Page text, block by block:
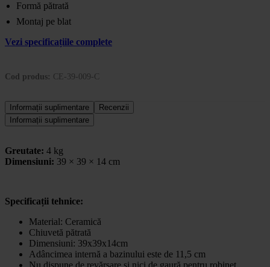
Formă pătrată
Montaj pe blat
Vezi specificațiile complete
Cod produs: CE-39-009-C
Informații suplimentare
Recenzii
Informații suplimentare
Greutate: 4 kg
Dimensiuni: 39 × 39 × 14 cm
Specificații tehnice:
Material: Ceramică
Chiuvetă pătrată
Dimensiuni: 39x39x14cm
Adâncimea internă a bazinului este de 11,5 cm